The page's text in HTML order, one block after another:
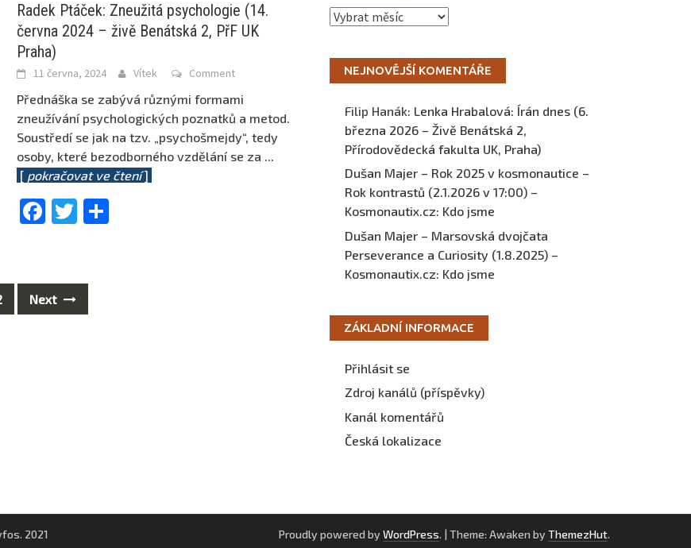
Radek Ptáček: Zneužitá psychologie (14.
června 2024 – živě Benátská 2, PřF UK
Praha)
11 června, 2024 Vítek Comment
Přednáška se zabývá různými formami
zneužívání psychologických poznatků a metod.
Soustředí se jak na tzv. „psychošmejdy“, tedy
osoby, které bezodborného vzdělání se za ...
[ pokračovat ve čtení]
Facebook
Twitter
Next
Archivy
NEJNOVĚJŠÍ KOMENTÁŘE
Filip Hanák: Lenka Hrabalová: Írán dnes (6.
března 2026 – Živě Benátská 2,
Přírodovědecká fakulta UK, Praha)
Dušan Majer – Rok 2025 v kosmonautice –
Rok kontrastů (2.1.2026 v 17:00) –
Kosmonautix.cz: Kdo jsme
Dušan Majer – Marsovská dvojčata
Perseverance a Curiosity (1.8.2025) –
Kosmonautix.cz: Kdo jsme
ZÁKLADNÍ INFORMACE
Přihlásit se
Zdroj kanálů (příspěvky)
Kanál komentářů
Česká lokalizace
2021 Proudly powered by WordPress. | Theme: Awaken by ThemezHut.